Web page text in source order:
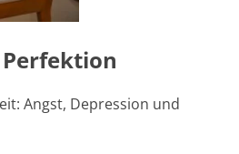
Angst, Depression und